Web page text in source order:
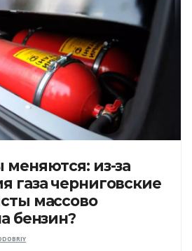
из-за
газа черниговские
массово
бензин?